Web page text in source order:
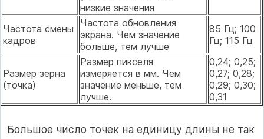
низкие значения
Частота смены
кадров
Частота обновления
экрана. Чем значение
больше, тем лучше
85 Гц; 100
Гц; 115 Гц
Размер зерна
(точка)
Размер пикселя
измеряется в мм. Чем
значение меньше, тем
лучше.
0,24; 0,25;
0,27; 0,28;
0,29; 0,30;
0,31
Большое число точек на единицу длины не так